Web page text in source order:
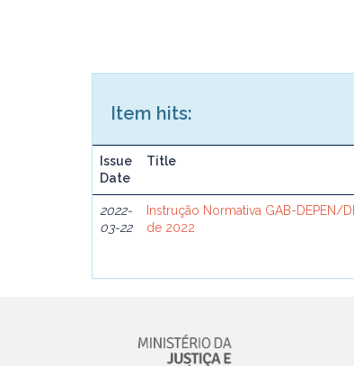
Item hits:
Issue
Date
Title
2022-
03-22
Instrução Normativa GAB-DEPEN/
de 2022